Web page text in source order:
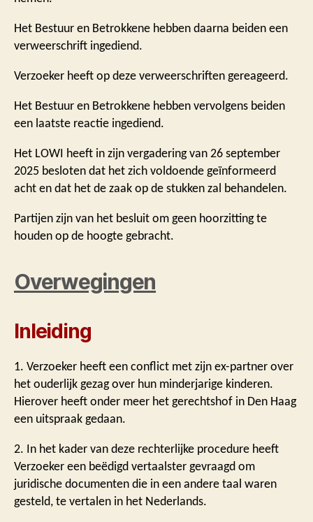
Het Bestuur en Betrokkene hebben daarna beiden een
verweerschrift ingediend.
Verzoeker heeft op deze verweerschriften gereageerd.
Het Bestuur en Betrokkene hebben vervolgens beiden
een laatste reactie ingediend.
Het LOWI heeft in zijn vergadering van 26 september
2025 besloten dat het zich voldoende geïnformeerd
acht en dat het de zaak op de stukken zal behandelen.
Partijen zijn van het besluit om geen hoorzitting te
houden op de hoogte gebracht.
Overwegingen
Inleiding
1. Verzoeker heeft een conflict met zijn ex-partner over
het ouderlijk gezag over hun minderjarige kinderen.
Hierover heeft onder meer het gerechtshof in Den Haag
een uitspraak gedaan.
2. In het kader van deze rechterlijke procedure heeft
Verzoeker een beëdigd vertaalster gevraagd om
juridische documenten die in een andere taal waren
gesteld, te vertalen in het Nederlands.